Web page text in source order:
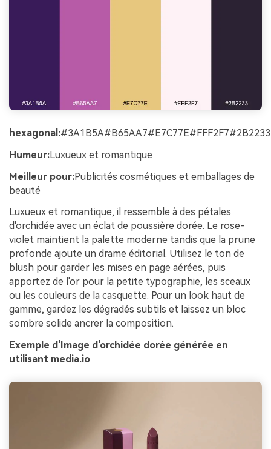
hexagonal:#3A1B5A#B65AA7#E7C77E#FFF2F7#2B2233
Humeur:Luxueux et romantique
Meilleur pour:Publicités cosmétiques et emballages de
beauté
Luxueux et romantique, il ressemble à des pétales
d'orchidée avec un éclat de poussière dorée. Le rose-
violet maintient la palette moderne tandis que la prune
profonde ajoute un drame éditorial. Utilisez le ton de
blush pour garder les mises en page aérées, puis
apportez de l'or pour la petite typographie, les sceaux
ou les couleurs de la casquette. Pour un look haut de
gamme, gardez les dégradés subtils et laissez un bloc
sombre solide ancrer la composition.
Exemple d'Image d'orchidée dorée générée en
utilisant media.io